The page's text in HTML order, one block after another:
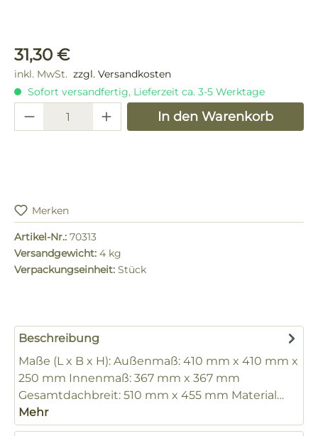
Regulärer Preis:
31,30 €
inkl. MwSt. zzgl. Versandkosten
Sofort versandfertig, Lieferzeit ca. 3-5 Werktage
Produkt Anzahl: Gib denIn den Warenkorb
Merken
Artikel-Nr.: 70313
Versandgewicht: 4 kg
Verpackungseinheit: Stück
Beschreibung
Maße (L x B x H): Außenmaß: 410 mm x 410 mm x
250 mm Innenmaß: 367 mm x 367 mm
Gesamtdachbreit: 510 mm x 455 mm Material…
Mehr